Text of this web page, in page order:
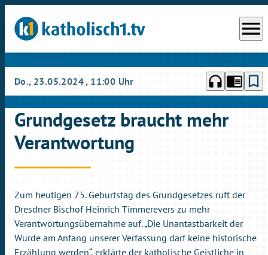
menu
Do., 23.05.2024, 11:00 Uhr headphones chrome_reader_mode bookmark_border
Grundgesetz braucht mehr
Verantwortung
Zum heutigen 75. Geburtstag des Grundgesetzes ruft der
Dresdner Bischof Heinrich Timmerevers zu mehr
Verantwortungsübernahme auf. „Die Unantastbarkeit der
Würde am Anfang unserer Verfassung darf keine historische
Erzählung werden“, erklärte der katholische Geistliche in